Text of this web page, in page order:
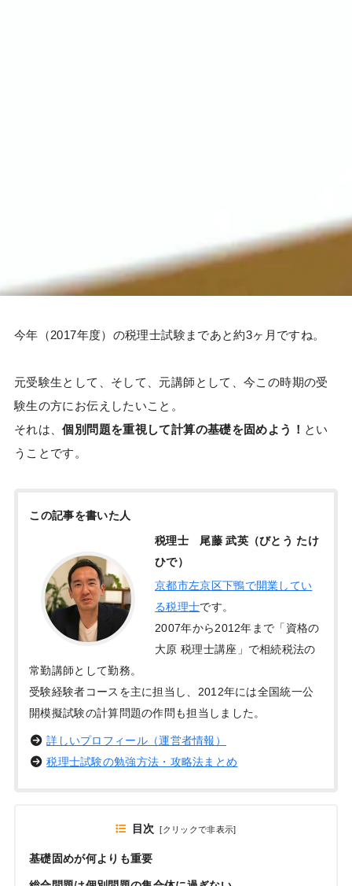
今年（2017年度）の税理士試験まであと約3ヶ月ですね。
元受験生として、そして、元講師として、今この時期の受
験生の方にお伝えしたいこと。
それは、個別問題を重視して計算の基礎を固めよう！ とい
うことです。
この記事を書いた人
税理士 尾藤 武英（びとう たけ
ひで）
京都市左京区下鴨で開業してい
る税理士です。
2007年から2012年まで「資格の
大原 税理士講座」で相続税法の
常勤講師として勤務。
受験経験者コースを主に担当し、2012年には全国統一公
開模擬試験の計算問題の作問も担当しました。
詳しいプロフィール（運営者情報）
税理士試験の勉強方法・攻略法まとめ
目次 [クリックで非表示]
基礎固めが何よりも重要